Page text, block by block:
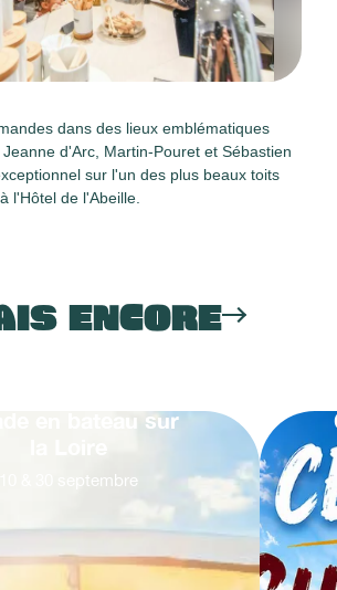
dans des lieux emblématiques
d'Arc, Martin-Pouret et Sébastien
sur l'un des plus beaux toits
l'Hôtel de l'Abeille.
ENCORE
en bateau sur
septembre